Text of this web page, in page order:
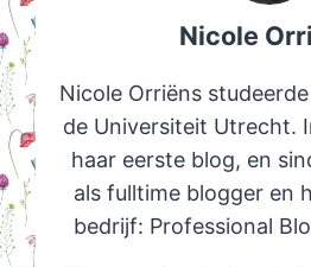
Nicole
Nicole Orriëns
de Universiteit Utrecht.
haar eerste blog, en
als fulltime blogger en
bedrijf: Professional